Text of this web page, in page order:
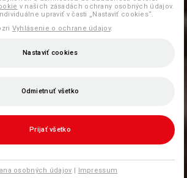
v našich zásadách ochrany osobných údajov.
upraviť v časti „Nastaviť cookies“.
Vyhlásenie o ochrane údajov.
Nastaviť cookies
Odmietnuť všetko
Prijať všetko
osobných údajov | Impressum